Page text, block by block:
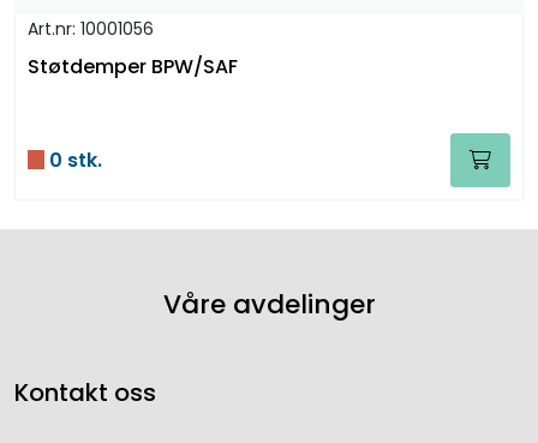
Art.nr: 10001056
Støtdemper BPW/SAF
0 stk.
Våre avdelinger
Kontakt oss